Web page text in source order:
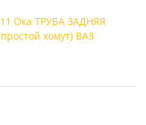
Ока ТРУБА ЗАДНЯЯ
хомут) ВАЗ